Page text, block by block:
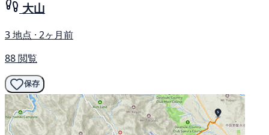
大山
3 地点 · 2ヶ月前
88 閲覧
保存